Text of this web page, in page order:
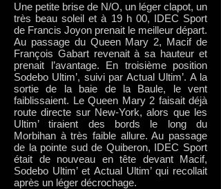
Une petite brise de N/O, un léger clapot, un
très beau soleil et à 19 h 00, IDEC Sport
de Francis Joyon prenait le meilleur départ.
Au passage du Queen Mary 2, Macif de
François Gabart revenait à sa hauteur et
prenait l’avantage. En troisième position
Sodebo Ultim’, suivi par Actual Ultim’. A la
sortie de la baie de la Baule, le vent
faiblissaient. Le Queen Mary 2 faisait déjà
route directe sur New-York, alors que les
Ultim’ tiraient des bords le long du
Morbihan à très faible allure. Au passage
de la pointe sud de Quiberon, IDEC Sport
était de nouveau en tête devant Macif,
Sodebo Ultim’ et Actual Ultim’ qui recollait
après un léger décrochage.